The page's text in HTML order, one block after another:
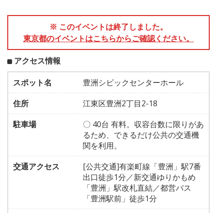
※ このイベントは終了しました。
東京都のイベントはこちらからご確認ください。
アクセス情報
スポット名
豊洲シビックセンターホール
住所
江東区豊洲2丁目2-18
駐車場
〇 40台 有料。収容台数に限りがあ
るため、できるだけ公共の交通機
関を利用。
交通アクセス
[公共交通]有楽町線「豊洲」駅7番
出口徒歩1分／新交通ゆりかもめ
「豊洲」駅改札直結／都営バス
「豊洲駅前」徒歩1分